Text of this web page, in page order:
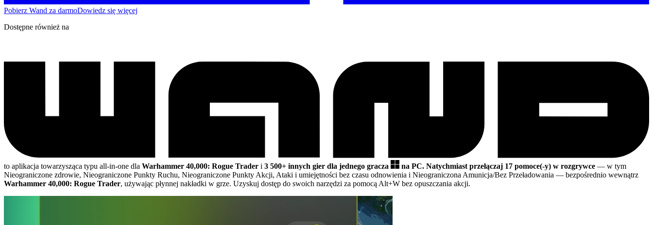
Pobierz Wand za darmoDowiedz się więcej
Dostępne również na
to aplikacja towarzysząca typu all-in-one dla Warhammer 40,000: Rogue Trader i 3 500+ innych gier dla jednego gracza na PC. Natychmiast przełączaj 17 pomoce(-y) w rozgrywce — w tym
Nieograniczone zdrowie, Nieograniczone Punkty Ruchu, Nieograniczone Punkty Akcji, Ataki i umiejętności bez czasu odnowienia i Nieograniczona Amunicja/Bez Przeładowania — bezpośrednio wewnątrz
Warhammer 40,000: Rogue Trader, używając płynnej nakładki w grze. Uzyskuj dostęp do swoich narzędzi za pomocą Alt+W bez opuszczania akcji.